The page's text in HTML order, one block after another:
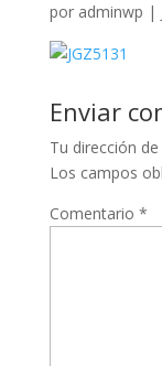
por adminwp |
Enviar
Tu dirección
Los campos
Comentario *